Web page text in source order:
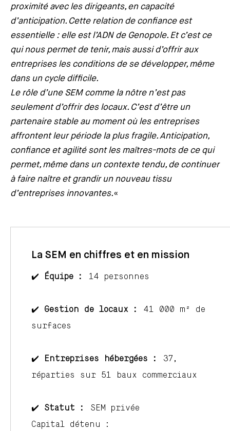
proximité avec les dirigeants, en capacité
d’anticipation. Cette relation de confiance est
essentielle : elle est l’ADN de Genopole. Et c’est ce
qui nous permet de tenir, mais aussi d’offrir aux
entreprises les conditions de se développer, même
dans un cycle difficile.
Le rôle d’une SEM comme la nôtre n’est pas
seulement d’offrir des locaux. C’est d’être un
partenaire stable au moment où les entreprises
affrontent leur période la plus fragile. Anticipation,
confiance et agilité sont les maîtres-mots de ce qui
permet, même dans un contexte tendu, de continuer
à faire naître et grandir un nouveau tissu
d’entreprises innovantes.«
La SEM en chiffres et en mission
✔️ Équipe : 14 personnes
✔️ Gestion de locaux :
41 000 m² de
surfaces
✔️ Entreprises hébergées :
37,
réparties sur 51 baux commerciaux
✔️ Statut :
SEM privée
Capital détenu :